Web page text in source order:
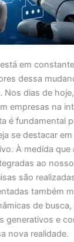
em
dessa
Nos dias de
empresas na
é fundamental
se destacar
À medida que
ao
são
também
de
generativos e
nova realidade.